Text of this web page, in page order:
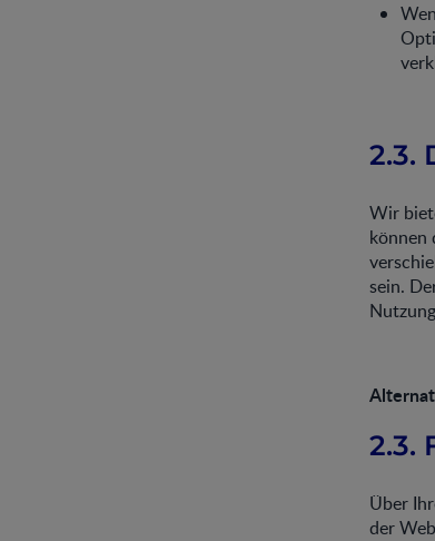
2.3.
Wir
können
sein.
2.3.
Über
der